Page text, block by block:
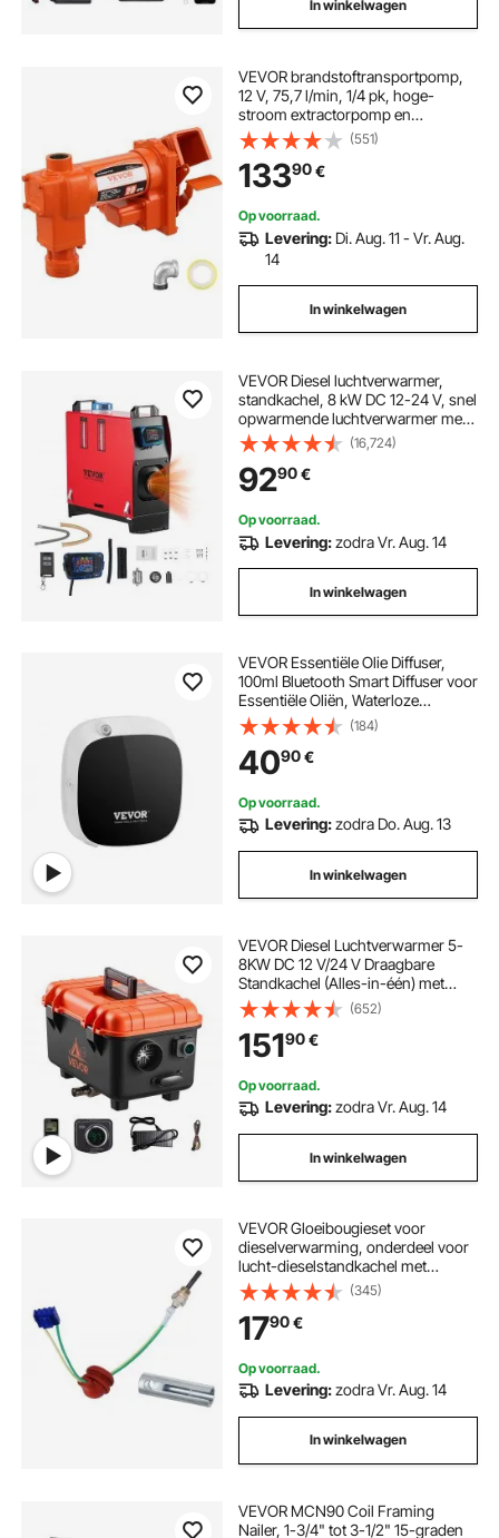
In winkelwagen
VEVOR brandstoftransportpomp,
12 V, 75,7 l/min, 1/4 pk, hoge-
stroom extractorpomp en
brandstofcollectorontwerp voor
benzine, diesel, kerosine, biodiesel,
ethanol en methanolmengsels
(551)
13390€
Op voorraad.
Levering: Di. Aug. 11 - Vr. Aug.
14
In winkelwagen
VEVOR Diesel luchtverwarmer,
standkachel, 8 kW DC 12-24 V, snel
opwarmende luchtverwarmer met
afstandsbediening, blauw LCD-
scherm en
voorverwarmingsfunctie,
geluidsarm, voor campers,
vrachtwagens, boten en trailers.
(16,724)
9290€
Op voorraad.
Levering:zodra Vr. Aug. 14
In winkelwagen
VEVOR Essentiële Olie Diffuser,
100ml Bluetooth Smart Diffuser voor
Essentiële Oliën, Waterloze
Geurverspreider met Cool Air
Technologie, Aromatherapie
Diffuser Machine voor Thuis,
Kantoor, Hotel, Spa
(184)
4090€
Op voorraad.
Levering:zodra Do. Aug. 13
In winkelwagen
VEVOR Diesel Luchtverwarmer 5-
8KW DC 12 V/24 V Draagbare
Standkachel (Alles-in-één) met
Afstandsbediening en LCD-
scherm, Laag Geluidsniveau, 4 L
Brandstoftank voor Vrachtwagens
Campers
(652)
15190€
Op voorraad.
Levering:zodra Vr. Aug. 14
In winkelwagen
VEVOR Gloeibougieset voor
dieselverwarming, onderdeel voor
lucht-dieselstandkachel met
demontage- en
installatiegereedschap,
dieselverwarmingsconversieset
voor vervanging van 2 kW/5 kW/8
kW dieselverwarmingen
(345)
1790€
Op voorraad.
Levering:zodra Vr. Aug. 14
In winkelwagen
VEVOR MCN90 Coil Framing
Nailer, 1-3/4" tot 3-1/2" 15-graden